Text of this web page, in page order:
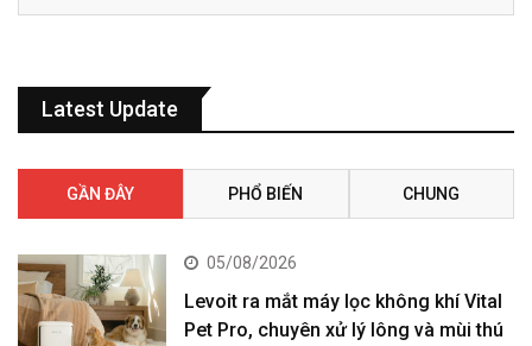
Latest Update
GẦN ĐÂY PHỔ BIẾN CHUNG
05/08/2026
Levoit ra mắt máy lọc không khí Vital
Pet Pro, chuyên xử lý lông và mùi thú